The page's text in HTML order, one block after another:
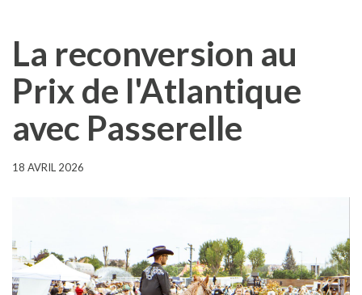
La reconversion au
Prix de l'Atlantique
avec Passerelle
18 AVRIL 2026